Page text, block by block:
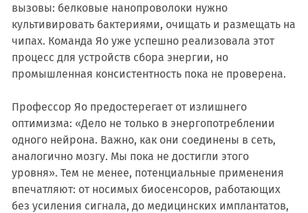
вызовы: белковые нанопроволоки нужно
культивировать бактериями, очищать и размещать на
чипах. Команда Яо уже успешно реализовала этот
процесс для устройств сбора энергии, но
промышленная консистентность пока не проверена.
Профессор Яо предостерегает от излишнего
оптимизма: «Дело не только в энергопотреблении
одного нейрона. Важно, как они соединены в сеть,
аналогично мозгу. Мы пока не достигли этого
уровня». Тем не менее, потенциальные применения
впечатляют: от носимых биосенсоров, работающих
без усиления сигнала, до медицинских имплантатов,